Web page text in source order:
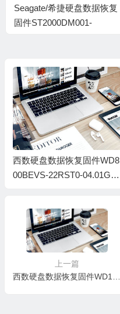
Seagate/希捷硬盘数据恢复
固件ST2000DM001-
西数硬盘数据恢复固件WD8
00BEVS-22RST0-04.01G04-
上一篇
西数硬盘数据恢复固件WD1200BEVS-00RST0-04.01G04-WD-WXE307476728-90025